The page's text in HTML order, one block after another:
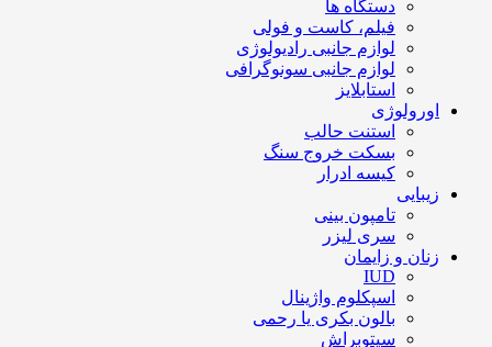
دستگاه ها
فیلم، کاست و فولی
لوازم جانبی رادیولوژی
لوازم جانبی سونوگرافی
استابلایز
اورولوژی
استنت حالب
بسکت خروج سنگ
کیسه ادرار
زیبایی
تامپون بینی
سری لیزر
زنان و زایمان
IUD
اسپکلوم واژینال
بالون بکری یا رحمی
سیتوبراش